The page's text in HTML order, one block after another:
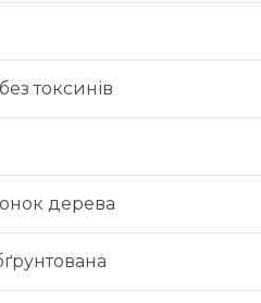
токсинів
дерева